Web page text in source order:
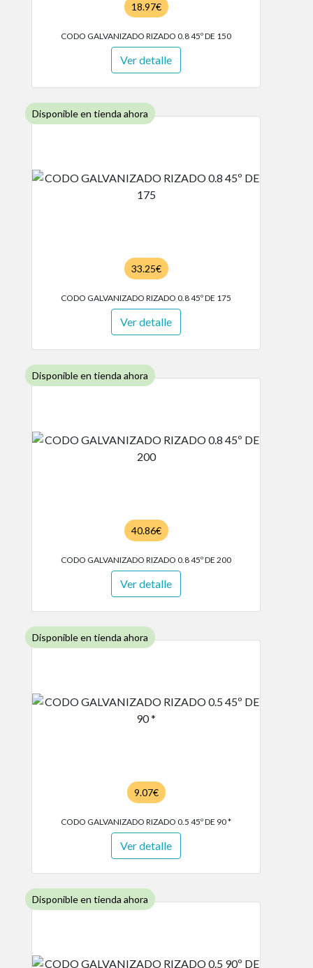
18.97€
CODO GALVANIZADO RIZADO 0.8 45º DE 150
Ver detalle
Disponible en tienda ahora
33.25€
CODO GALVANIZADO RIZADO 0.8 45º DE 175
Ver detalle
Disponible en tienda ahora
40.86€
CODO GALVANIZADO RIZADO 0.8 45º DE 200
Ver detalle
Disponible en tienda ahora
9.07€
CODO GALVANIZADO RIZADO 0.5 45º DE 90 *
Ver detalle
Disponible en tienda ahora